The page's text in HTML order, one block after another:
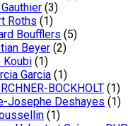
(3)
Roths (1)
Boufflers (5)
Beyer (2)
Koubi (1)
Garcia (1)
BOCKHOLT (1)
Josephe Deshayes (1)
(1)